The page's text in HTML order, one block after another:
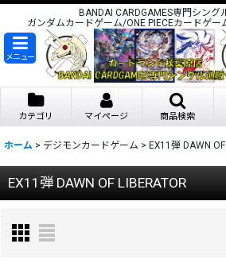
BANDAI CARDGAMES専門シング
ガンダムカードゲーム/ONE PIECEカードゲ
メニュー
カテゴリ マイページ 商品検索
ホーム > デジモンカードゲーム > EX11弾 DAWN
EX11弾 DAWN OF LIBERATOR